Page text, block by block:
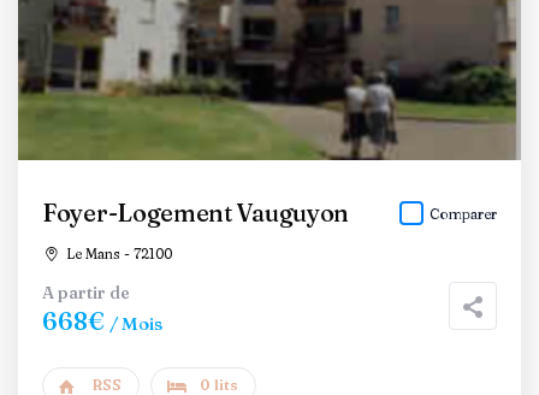
Foyer-Logement Vauguyon
Le Mans - 72100
Comparer
A partir de
668€ / Mois
RSS 0 lits